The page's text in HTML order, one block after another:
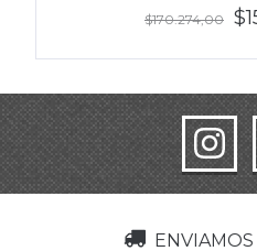
$170.274,00